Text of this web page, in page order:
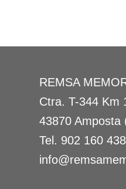
REMSA
Ctra. T-344 Km
43870 Amposta
Tel. 902 160 438